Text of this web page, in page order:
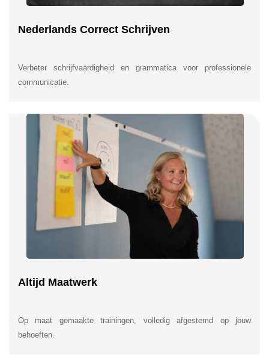
Nederlands Correct Schrijven
Verbeter schrijfvaardigheid en grammatica voor professionele
communicatie.
Altijd Maatwerk
Op maat gemaakte trainingen, volledig afgestemd op jouw
behoeften.